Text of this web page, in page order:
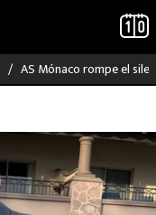
AS Mónaco rompe el